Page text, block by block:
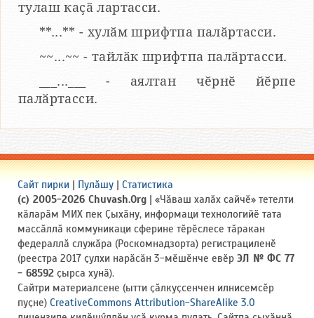
тулаш каҫӑ лартасси.
**...** - хулӑм шрифтпа палӑртасси.
~~...~~ - тайлӑк шрифтпа палӑртасси.
___...___ - аялтан чӗрнӗ йӗрпе
палӑртасси.
Сайт пирки | Пулӑшу | Статистика
(c) 2005-2026 Chuvash.Org | «Чӑваш халӑх сайчӗ» тетелти
кӑларӑм МИХ пек Ҫыхӑну, информаци технологийӗ тата
массӑллӑ коммуникаци сферине тӗрӗслесе тӑракан
федераллӑ служӑра (Роскомнадзорта) регистрациленӗ
(реестра 2017 ҫулхи нарӑсӑн 3-мӗшӗнче евӗр ЭЛ № ФС 77
- 68592 ҫырса хунӑ).
Сайтри материалсене (ытти ҫӑлкуҫсенчен илнисемсӗр
пуҫне) CreativeCommons Attribution-ShareAlike 3.0